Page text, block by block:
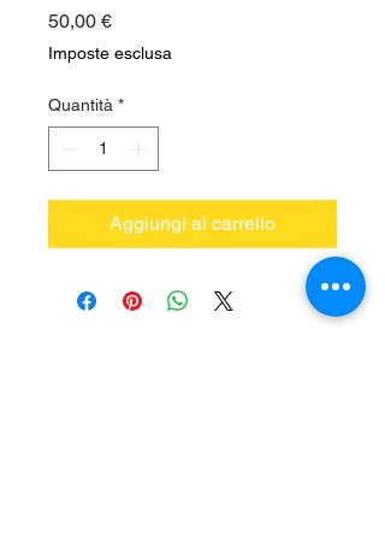
50,00 €Prezzo
Imposte esclusa
Quantità *
Aggiungi al carrello